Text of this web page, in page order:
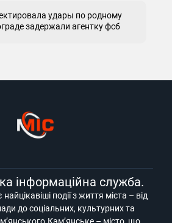
удары по родному
задержали агентку фсб
інформаційна служба.
події з життя міста – від
до соціальних, культурних та